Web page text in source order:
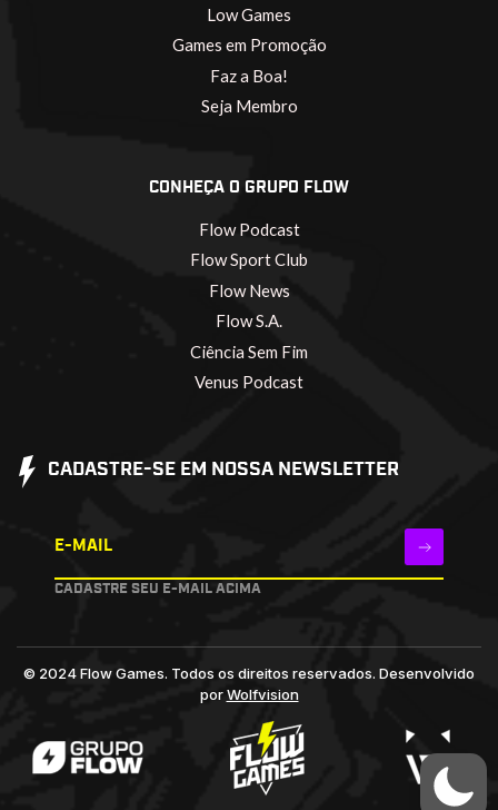
Low Games
Games em Promoção
Faz a Boa!
Seja Membro
CONHEÇA O GRUPO FLOW
Flow Podcast
Flow Sport Club
Flow News
Flow S.A.
Ciência Sem Fim
Venus Podcast
CADASTRE-SE EM NOSSA NEWSLETTER
E-MAIL
CADASTRE SEU E-MAIL ACIMA
© 2024 Flow Games. Todos os direitos reservados. Desenvolvido
porWolfvision